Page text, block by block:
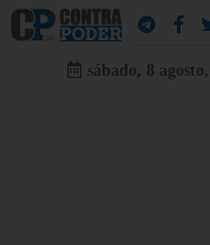
sábado, 8